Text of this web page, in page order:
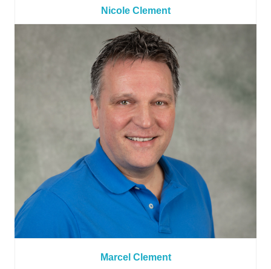
Nicole Clement
Marcel Clement